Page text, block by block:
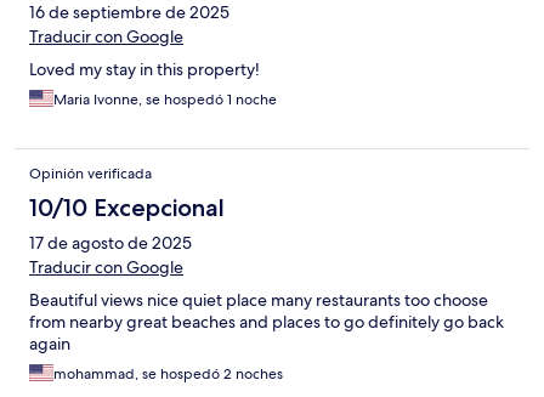
16 de septiembre de 2025
Traducir con Google
Loved my stay in this property!
Maria Ivonne, se hospedó 1 noche
Opinión verificada
10/10 Excepcional
17 de agosto de 2025
Traducir con Google
Beautiful views nice quiet place many restaurants too choose
from nearby great beaches and places to go definitely go back
again
mohammad, se hospedó 2 noches